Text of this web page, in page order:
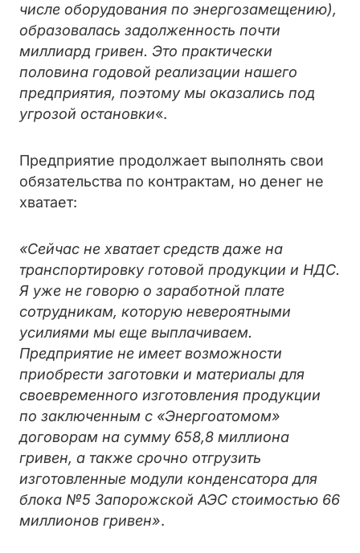
числе оборудования по энергозамещению),
образовалась задолженность почти
миллиард гривен. Это практически
половина годовой реализации нашего
предприятия, поэтому мы оказались под
угрозой остановки«.
Предприятие продолжает выполнять свои
обязательства по контрактам, но денег не
хватает:
«Сейчас не хватает средств даже на
транспортировку готовой продукции и НДС.
Я уже не говорю о заработной плате
сотрудникам, которую невероятными
усилиями мы еще выплачиваем.
Предприятие не имеет возможности
приобрести заготовки и материалы для
своевременного изготовления продукции
по заключенным с «Энергоатомом»
договорам на сумму 658,8 миллиона
гривен, а также срочно отгрузить
изготовленные модули конденсатора для
блока №5 Запорожской АЭС стоимостью 66
миллионов гривен».